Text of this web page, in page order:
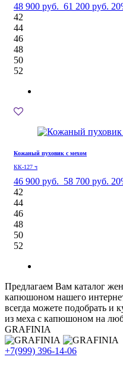
48 900 руб. 61 200 руб.
42
44
46
48
50
52
Кожаный пуховик с мехом
КК-127 ч
46 900 руб. 58 700 руб.
42
44
46
48
50
52
Предлагаем Вам каталог
капюшоном нашего
всегда можете подобрать и
из меха с капюшоном на
GRAFINIA
+7(999) 396-14-06